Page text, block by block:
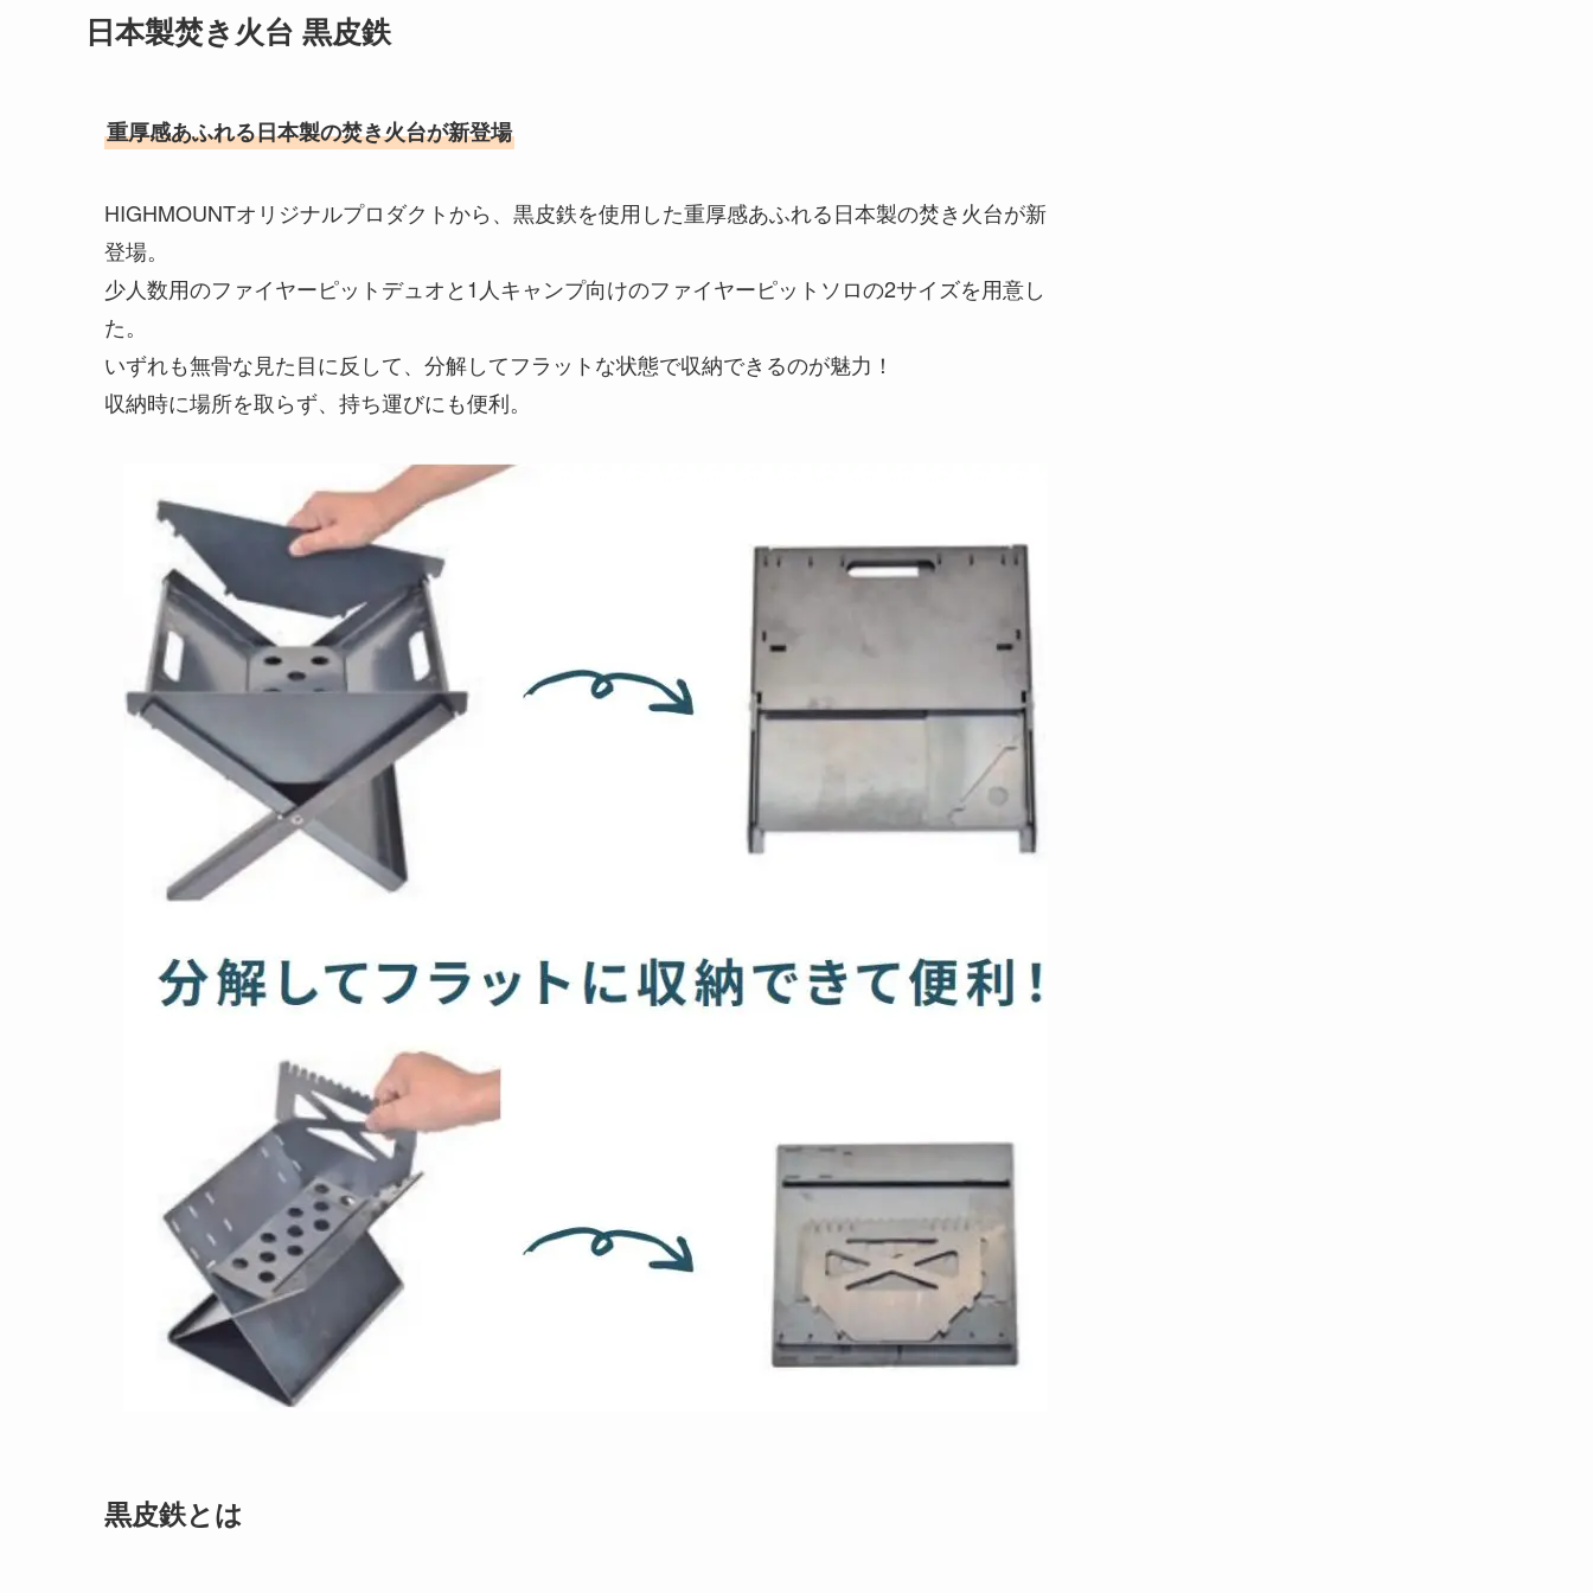
日本製焚き火台 黒皮鉄
重厚感あふれる日本製の焚き火台が新登場
HIGHMOUNTオリジナルプロダクトから、黒皮鉄を使用した重厚感あふれる日本製の焚き火台が新
登場。
少人数用のファイヤーピットデュオと1人キャンプ向けのファイヤーピットソロの2サイズを用意し
た。
いずれも無骨な見た目に反して、分解してフラットな状態で収納できるのが魅力！
収納時に場所を取らず、持ち運びにも便利。
黒皮鉄とは